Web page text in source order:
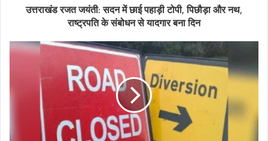
उत्तराखंड रजत जयंती: सदन में छाई पहाड़ी टोपी, पिछौड़ा और नथ,
राष्ट्रपति के संबोधन से यादगार बना दिन